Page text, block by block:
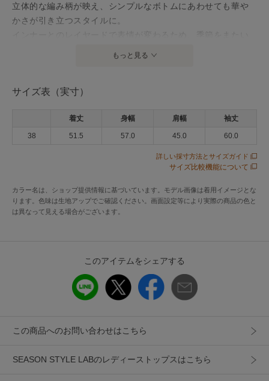
立体的な編み柄が映え、シンプルなボトムにあわせても華や
かさが引き立つスタイルに。
（税込5,000円以上ご購入で送料無料）
カテゴリ トップス ニット・セーター
素材
アクリル63% ナイロン37%
可
もっと見る
サイズ表（実寸）
着丈 身幅 肩幅 袖丈
38 51.5 57.0 45.0 60.0
詳しい採寸方法とサイズガイド
サイズ比較機能について
カラー名は、ショップ提供情報に基づいています。モデル画像は着用イメージとな
ります。色味は生地アップでご確認ください。画面設定等により実際の商品の色と
は異なって見える場合がございます。
このアイテムをシェアする
この商品へのお問い合わせはこちら
SEASON STYLE LABのレディーストップスはこちら